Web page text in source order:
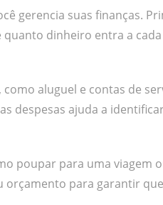
gerencia suas finanças.
dinheiro entra a
aluguel e contas de
despesas ajuda a
poupar para uma viagem
orçamento para garantir